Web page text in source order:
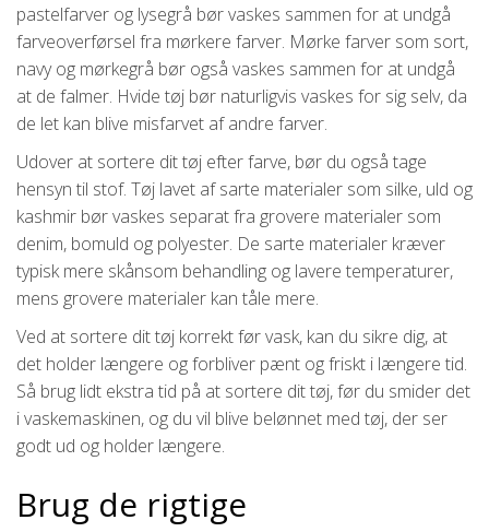
pastelfarver og lysegrå bør vaskes sammen for at undgå
farveoverførsel fra mørkere farver. Mørke farver som sort,
navy og mørkegrå bør også vaskes sammen for at undgå
at de falmer. Hvide tøj bør naturligvis vaskes for sig selv, da
de let kan blive misfarvet af andre farver.
Udover at sortere dit tøj efter farve, bør du også tage
hensyn til stof. Tøj lavet af sarte materialer som silke, uld og
kashmir bør vaskes separat fra grovere materialer som
denim, bomuld og polyester. De sarte materialer kræver
typisk mere skånsom behandling og lavere temperaturer,
mens grovere materialer kan tåle mere.
Ved at sortere dit tøj korrekt før vask, kan du sikre dig, at
det holder længere og forbliver pænt og friskt i længere tid.
Så brug lidt ekstra tid på at sortere dit tøj, før du smider det
i vaskemaskinen, og du vil blive belønnet med tøj, der ser
godt ud og holder længere.
Brug de rigtige